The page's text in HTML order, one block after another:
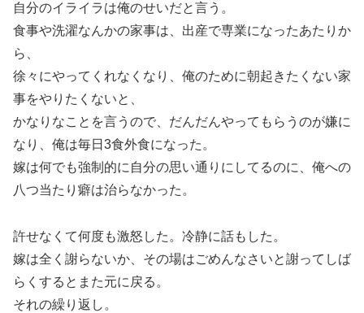
自分のイライラは俺のせいだと言う。
食事や洗濯なんかの家事は、出産で専業になったあたりか
ら、
徐々にやってくれなくなり、俺のために朝起きたくない家
事をやりたくないと、
かなりなことを言うので、だんだんやってもらうのが嫌に
なり、俺は毎日3食外食になった。
嫁は何でも強制的に自分の思い通りにしてるのに、俺への
八つ当たり癖は治らなかった。
許せなくて何度も激怒した。冷静に話もした。
嫁は全く謝らないか、その場はごめんなさいと謝ってしば
らくするとまた元に戻る。
それの繰り返し。